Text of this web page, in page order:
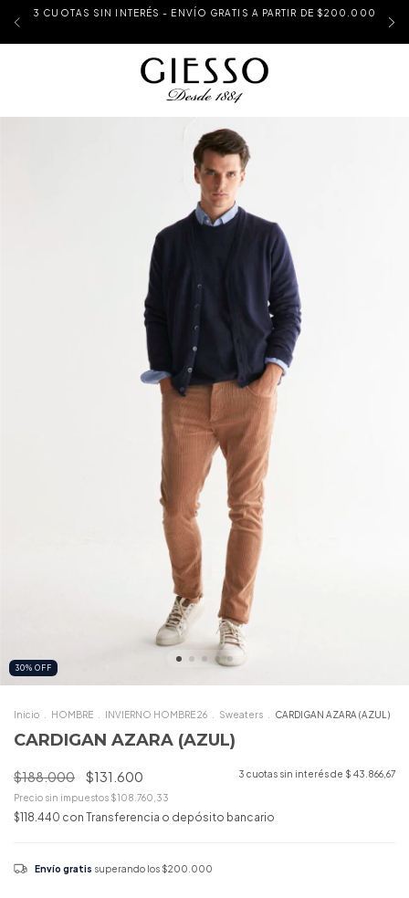
3 CUOTAS SIN INTERÉS - ENVÍO GRATIS A PARTIR DE $200.000
30% OFF
Inicio HOMBRE INVIERNO HOMBRE 26 Sweaters CARDIGAN AZARA (AZUL)
CARDIGAN AZARA (AZUL)
$188.000 $131.600 3 cuotas sin interés de $ 43.866,67
Precio sin impuestos $108.760,33
$118.440 con Transferencia o depósito bancario
Envío gratis superando los $200.000